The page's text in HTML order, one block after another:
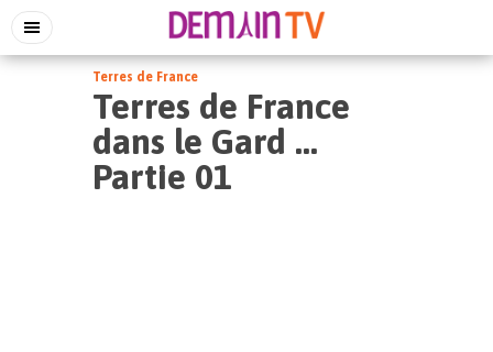
Terres de France
Terres de France
dans le Gard …
Partie 01